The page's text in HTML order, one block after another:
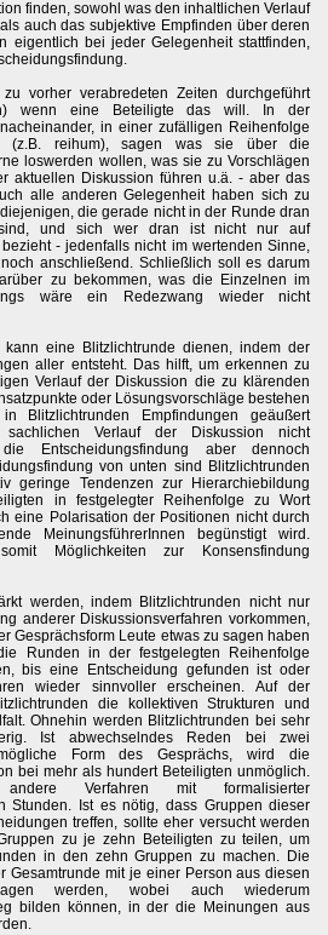
finden, sowohl was den inhaltlichen Verlauf
auch das subjektive Empfinden über deren
eigentlich bei jeder Gelegenheit stattfinden,
vorher verabredeten Zeiten durchgeführt
wenn eine Beteiligte das will. In der
in einer zufälligen Reihenfolge
(z.B. reihum), sagen was sie über die
loswerden wollen, was sie zu Vorschlägen
aktuellen Diskussion führen u.ä. - aber das
alle anderen Gelegenheit haben sich zu
die gerade nicht in der Runde dran
und sich wer dran ist nicht nur auf
- jedenfalls nicht im wertenden Sinne,
anschließend. Schließlich soll es darum
zu bekommen, was die Einzelnen im
wäre ein Redezwang wieder nicht
kann eine Blitzlichtrunde dienen, indem der
aller entsteht. Das hilft, um erkennen zu
Verlauf der Diskussion die zu klärenden
oder Lösungsvorschläge bestehen
Blitzlichtrunden Empfindungen geäußert
Verlauf der Diskussion nicht
Entscheidungsfindung aber dennoch
von unten sind Blitzlichtrunden
geringe Tendenzen zur Hierarchiebildung
in festgelegter Reihenfolge zu Wort
eine Polarisation der Positionen nicht durch
MeinungsführerInnen begünstigt wird.
Möglichkeiten zur Konsensfindung
werden, indem Blitzlichtrunden nicht nur
anderer Diskussionsverfahren vorkommen,
Gesprächsform Leute etwas zu sagen haben
Runden in der festgelegten Reihenfolge
bis eine Entscheidung gefunden ist oder
wieder sinnvoller erscheinen. Auf der
die kollektiven Strukturen und
Ohnehin werden Blitzlichtrunden bei sehr
Ist abwechselndes Reden bei zwei
Form des Gesprächs, wird die
bei mehr als hundert Beteiligten unmöglich.
andere Verfahren mit formalisierter
Stunden. Ist es nötig, dass Gruppen dieser
treffen, sollte eher versucht werden
zu je zehn Beteiligten zu teilen, um
in den zehn Gruppen zu machen. Die
Gesamtrunde mit je einer Person aus diesen
werden, wobei auch wiederum
bilden können, in der die Meinungen aus